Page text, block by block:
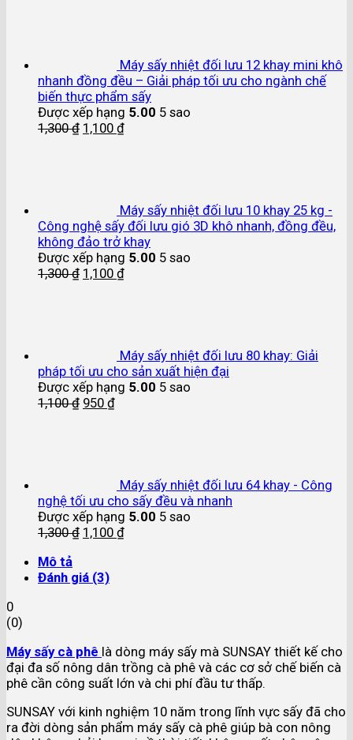
Máy sấy nhiệt đối lưu 12 khay mini khô
nhanh đồng đều – Giải pháp tối ưu cho ngành chế
biến thực phẩm sấy
Được xếp hạng 5.00 5 sao
1,300₫ 1,100 ₫
Máy sấy nhiệt đối lưu 10 khay 25 kg -
Công nghệ sấy đối lưu gió 3D khô nhanh, đồng đều,
không đảo trở khay
Được xếp hạng 5.00 5 sao
1,300₫ 1,100 ₫
Máy sấy nhiệt đối lưu 80 khay: Giải
pháp tối ưu cho sản xuất hiện đại
Được xếp hạng 5.00 5 sao
1,100₫ 950 ₫
Máy sấy nhiệt đối lưu 64 khay - Công
nghệ tối ưu cho sấy đều và nhanh
Được xếp hạng 5.00 5 sao
1,300₫ 1,100 ₫
Mô tả
Đánh giá (3)
0
(0)
Máy sấy cà phê là dòng máy sấy mà SUNSAY thiết kế cho
đại đa số nông dân trồng cà phê và các cơ sở chế biến cà
phê cần công suất lớn và chi phí đầu tư thấp.
SUNSAY với kinh nghiệm 10 năm trong lĩnh vực sấy đã cho
ra đời dòng sản phẩm máy sấy cà phê giúp bà con nông